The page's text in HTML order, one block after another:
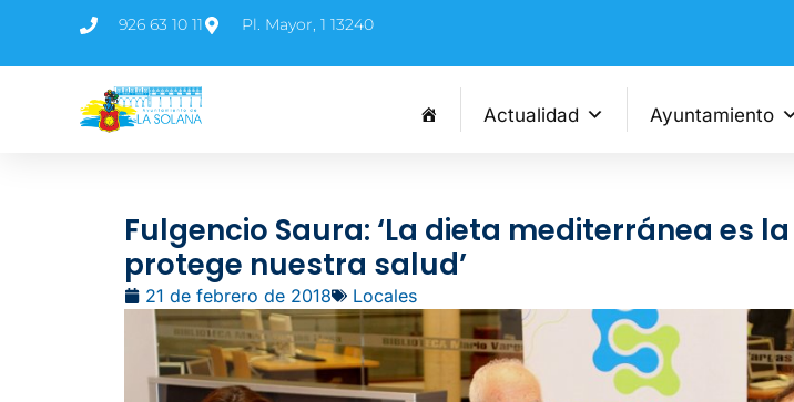
926 63 10 11 Pl. Mayor, 1 13240
Actualidad Ayuntamiento
Fulgencio Saura: ‘La dieta mediterránea es
protege nuestra salud’
21 de febrero de 2018 Locales